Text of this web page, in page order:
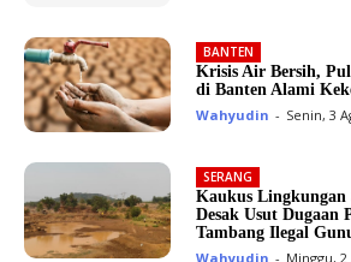
BANTEN
Krisis Air Bersih,
di Banten Alami
Wahyudin - Senin, 3
SERANG
Kaukus Lingkungan
Desak Usut Dugaan
Tambang Ilegal
Wahyudin - Minggu,